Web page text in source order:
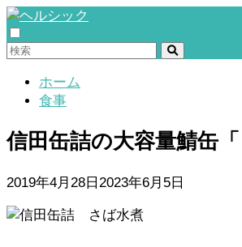
ホーム
食事
信田缶詰の大容量鯖缶
2019年4月28日 2023年6月5日